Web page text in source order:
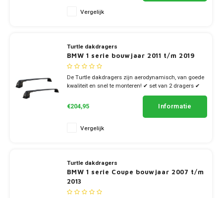
Vergelijk
Turtle dakdragers
BMW 1 serie bouwjaar 2011 t/m 2019
De Turtle dakdragers zijn aerodynamisch, van goede
kwaliteit en snel te monteren! ✔ set van 2 dragers ✔
€204,95 Informatie
Vergelijk
Turtle dakdragers
BMW 1 serie Coupe bouwjaar 2007 t/m
2013